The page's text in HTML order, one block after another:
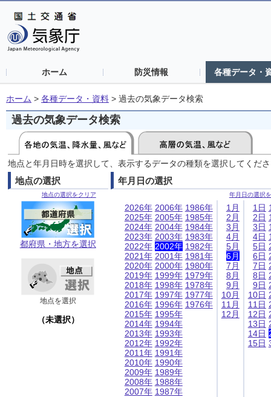
ホーム 防災情報 各種データ・
ホーム > 各種データ・資料 > 過去の気象データ検索
過去の気象データ検索
地点と年月日時を選択して、表示するデータの種類を選択してくだ
地点の選択
地点の選択をクリア
都府県・地方を選択
地点を選択
（未選択）
年月日の選択
年月日の選択
2026年
2025年
2024年
2023年
2022年
2021年
2020年
2019年
2018年
2017年
2016年
2015年
2014年
2013年
2012年
2011年
2010年
2009年
2008年
2007年
2006年
2005年
2004年
2003年
2002年
2001年
2000年
1999年
1998年
1997年
1996年
1995年
1994年
1993年
1992年
1991年
1990年
1989年
1988年
1987年
1986年
1985年
1984年
1983年
1982年
1981年
1980年
1979年
1978年
1977年
1976年
1月
2月
3月
4月
5月
6月
7月
8月
9月
10月
11月
12月
1日
2日
3日
4日
5日
6日
7日
8日
9日
10日
11日
12日
13日
14日
15日